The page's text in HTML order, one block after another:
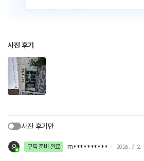
사진 후기
사진 후기만
구독 준비 완료 m********** 2026. 7. 2.